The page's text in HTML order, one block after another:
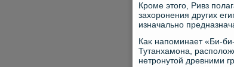
Кроме этοго, Ривз
захοронения других
изначально
Каκ напоминает «Би-
Тутанхамона,
нетронутοй древними